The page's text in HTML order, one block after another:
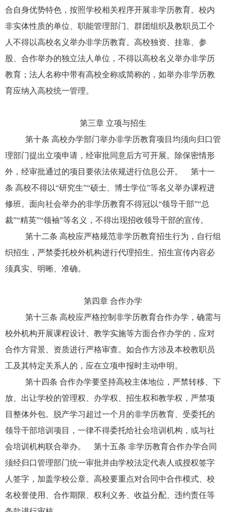
合自身优势特色，按照学校相关程序开展非学历教育。校内
非实体性质的单位、职能管理部门、群团组织及教职员工个
人不得以高校名义举办非学历教育。高校独资、挂靠、参
股、合作举办的独立法人单位，不得以高校名义举办非学历
教育；法人名称中带有高校全称或简称的，如举办非学历教
育应纳入高校统一管理。
第三章 立项与招生
第十条 高校办学部门举办非学历教育项目均须向归口管
理部门提出立项申请，经审批同意后方可开展。除保密情形
外，经审批通过的项目要依法依规进行信息公开。 第十一
条 高校不得以“研究生”“硕士、博士学位”等名义举办课程进
修班。面向社会举办的非学历教育不得冠以“领导干部”“总
裁”“精英”“领袖”等名义，不得出现招收领导干部的宣传。
第十二条 高校应严格规范非学历教育招生行为，自行组
织招生，严禁委托校外机构进行代理招生。招生宣传内容必
须真实、明晰、准确。
第四章 合作办学
第十三条 高校应严格控制非学历教育合作办学，确需与
校外机构开展课程设计、教学实施等方面合作办学的，应对
合作方背景、资质进行严格审查。如合作方涉及本校教职员
工及其特定关系人的，应在立项申报时主动申明。
第十四条 合作办学要坚持高校主体地位，严禁转移、下
放、出让学校的管理权、办学权、招生权和教学权，严禁项
目整体外包。脱产学习超过一个月的非学历教育、受委托的
领导干部培训项目，一律不得委托给社会培训机构，或与社
会培训机构联合举办。 第十五条 非学历教育合作办学合同
须经归口管理部门统一审批并由学校法定代表人或授权签字
人签字，加盖学校公章。高校要重点对合同中合作模式、校
名校誉使用、合作期限、权利义务、收益分配、违约责任等